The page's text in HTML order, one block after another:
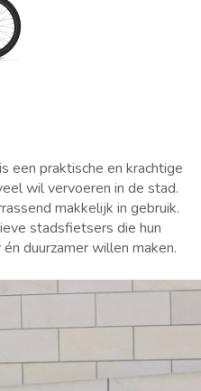
een praktische en krachtige
wil vervoeren in de stad.
makkelijk in gebruik.
stadsfietsers die hun
duurzamer willen maken.